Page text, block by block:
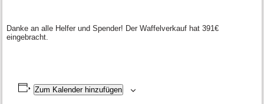
Danke an alle Helfer und Spender! Der Waffelverkauf hat 391€
eingebracht.
Zum Kalender hinzufügen